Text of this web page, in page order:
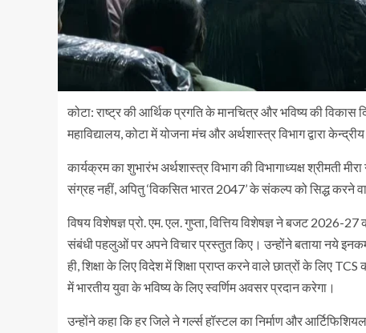
कोटा: राष्ट्र की आर्थिक प्रगति के मानचित्र और भविष्य की
महाविद्यालय, कोटा में योजना मंच और अर्थशास्त्र विभाग द्वारा
कार्यक्रम का शुभारंभ अर्थशास्त्र विभाग की विभागाध्यक्ष
संग्रह नहीं, अपितु ‘विकसित भारत 2047’ के संकल्प को सिद्ध करने
विषय विशेषज्ञ प्रो. एम. एल. गुप्ता, वित्तिय विशेषज्ञ ने बजट 2026-
संबंधी पहलुओं पर अपने विचार प्रस्तुत किए। उन्होंने बताया नये
ही, शिक्षा के लिए विदेश में शिक्षा प्राप्त करने वाले छात्रों के लिए
में भारतीय युवा के भविष्य के लिए स्वर्णिम अवसर प्रदान करेगा।
उन्होंने कहा कि हर जिले ने गर्ल्स हॉस्टल का निर्माण और